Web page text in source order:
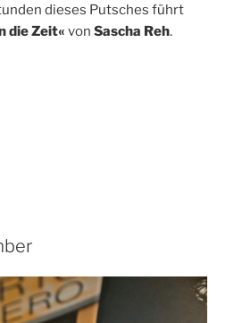
dieses Putsches führt
die Zeit« von Sascha Reh.